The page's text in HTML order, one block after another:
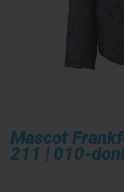
Mascot
211 | 010-